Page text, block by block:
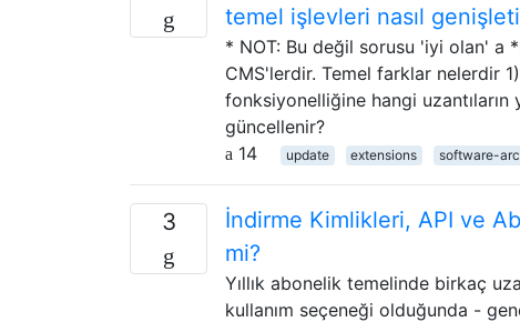
temel işlevleri nasıl
* NOT: Bu değil sorusu 'iyi olan' a
CMS'lerdir. Temel farklar nelerdir
fonksiyonelliğine hangi uzantıların
güncellenir?
14
update extensions software-
3
İndirme Kimlikleri, API ve
mi?
Yıllık abonelik temelinde birkaç
kullanım seçeneği olduğunda -